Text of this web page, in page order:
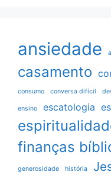
ansiedade
casamento
consumo conversa difícil
ensino escatologia
finanças
generosidade história